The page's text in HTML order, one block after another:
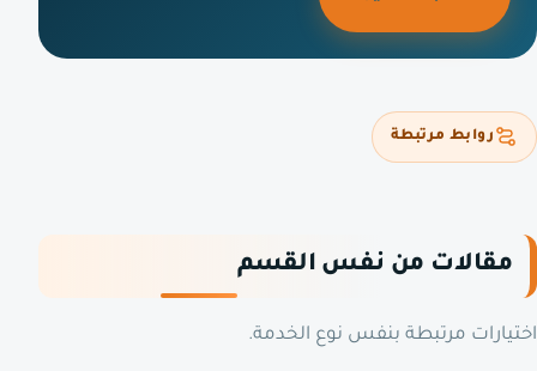
روابط مرتبطة
مقالات من نفس القسم
اختيارات مرتبطة بنفس نوع الخدمة.